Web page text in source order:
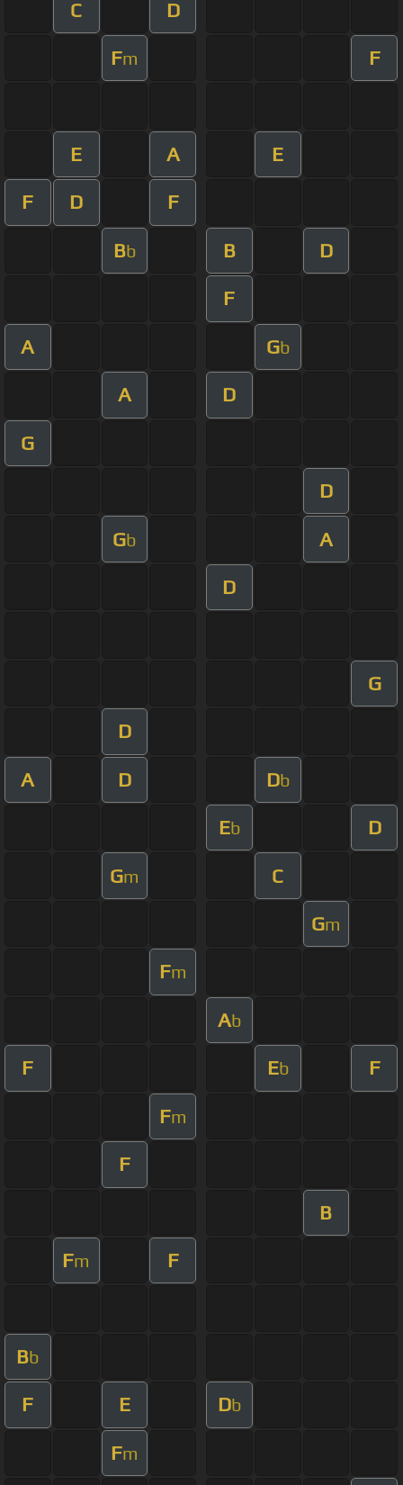
C D
Fm F
E A E
F D F
Bb B D
F
A Gb
A D
G
D
Gb A
D
G
D
A D Db
Eb D
Gm C
Gm
Fm
Ab
F Eb F
Fm
F
B
Fm F
Bb
F E Db
Fm